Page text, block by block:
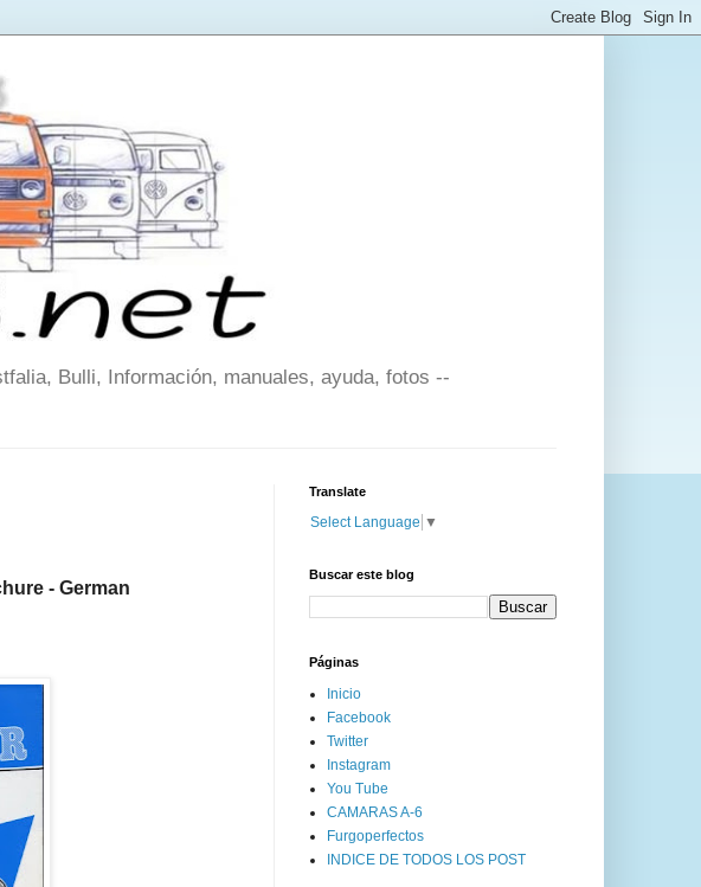
Bulli, Información, manuales, ayuda, fotos --
- German
Translate
Select Language ▼
Buscar este blog
Páginas
Inicio
Facebook
Twitter
Instagram
You Tube
CAMARAS A-6
Furgoperfectos
INDICE DE TODOS LOS POST